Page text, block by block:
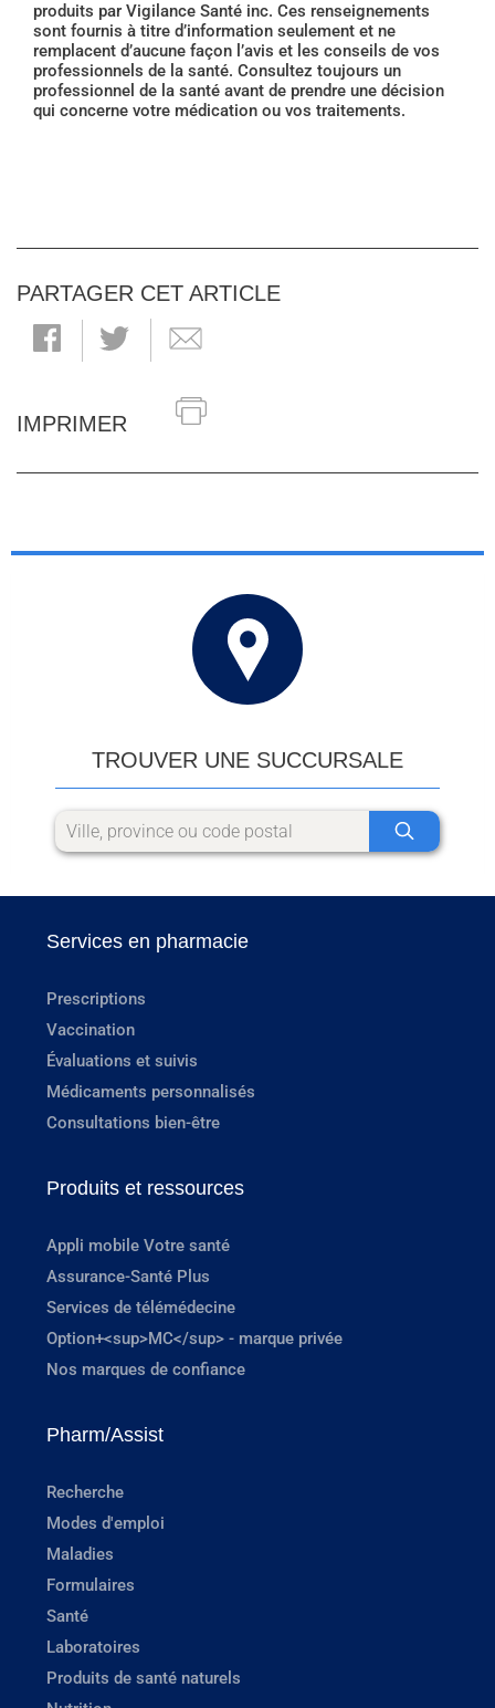
produits par Vigilance Santé inc. Ces renseignements
sont fournis à titre d’information seulement et ne
remplacent d’aucune façon l’avis et les conseils de vos
professionnels de la santé. Consultez toujours un
professionnel de la santé avant de prendre une décision
qui concerne votre médication ou vos traitements.
PARTAGER CET ARTICLE
IMPRIMER
TROUVER UNE SUCCURSALE
Services en pharmacie
Prescriptions
Vaccination
Évaluations et suivis
Médicaments personnalisés
Consultations bien-être
Produits et ressources
Appli mobile Votre santé
Assurance-Santé Plus
Services de télémédecine
Option+<sup>MC</sup> - marque privée
Nos marques de confiance
Pharm/Assist
Recherche
Modes d'emploi
Maladies
Formulaires
Santé
Laboratoires
Produits de santé naturels